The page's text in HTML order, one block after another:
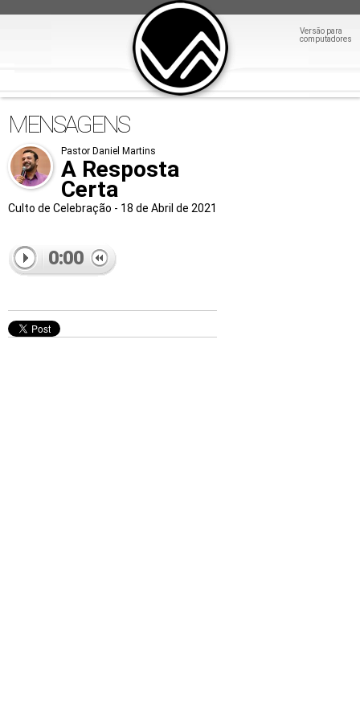
Versão para
computadores
MENSAGENS
Pastor Daniel Martins
A Resposta
Certa
Culto de Celebração - 18 de Abril de 2021
0:00